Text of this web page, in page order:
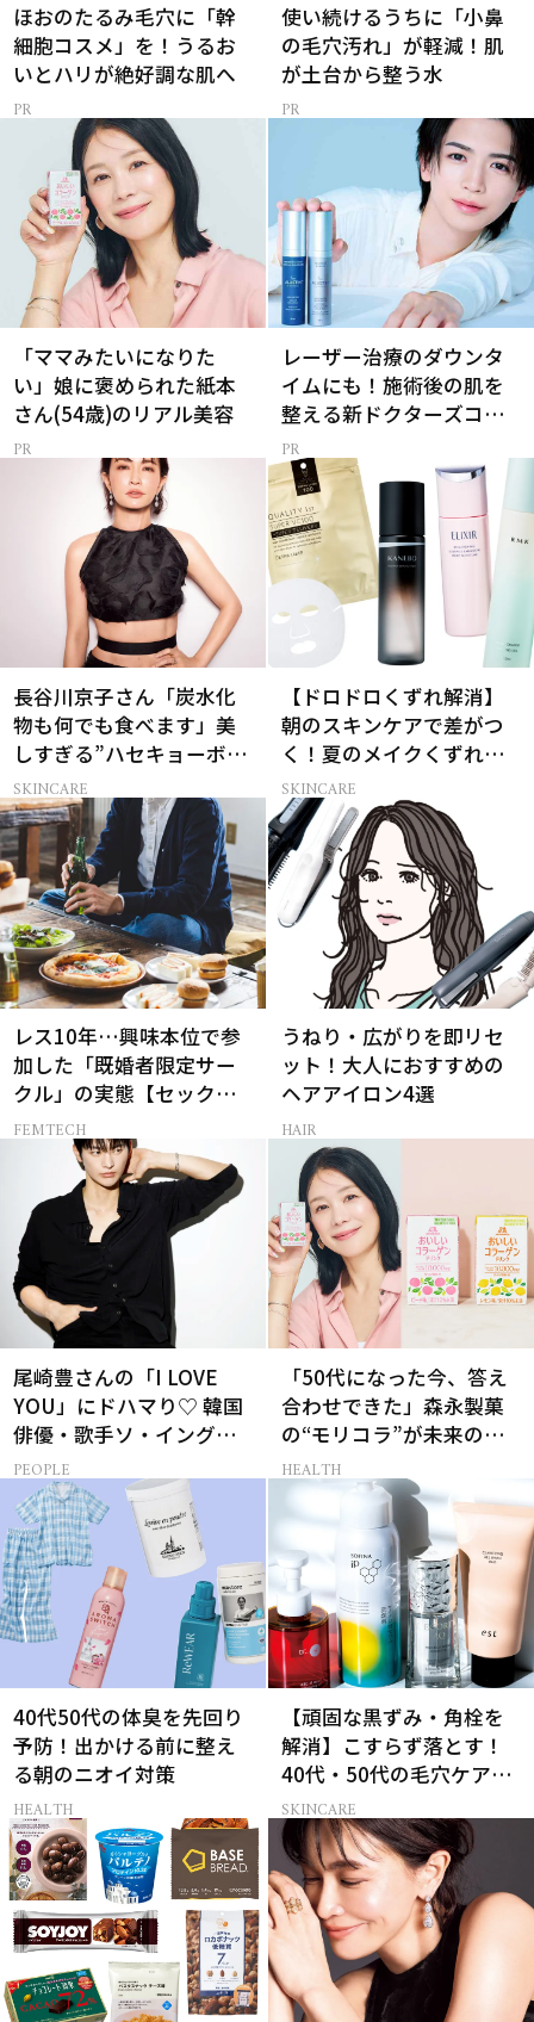
ほおのたるみ毛穴に「幹
細胞コスメ」を！うるお
いとハリが絶好調な肌へ
使い続けるうちに「小鼻
の毛穴汚れ」が軽減！肌
が土台から整う水
「ママみたいになりた
い」娘に褒められた紙本
さん(54歳)のリアル美容
レーザー治療のダウンタ
イムにも！施術後の肌を
整える新ドクターズコス
メ
長谷川京子さん「炭水化
物も何でも食べます」美
しすぎる”ハセキョーボデ
ィ”を作る秘訣
SKINCARE
【ドロドロくずれ解消】
朝のスキンケアで差がつ
く！夏のメイクくずれ防
止術
SKINCARE
レス10年…興味本位で参
加した「既婚者限定サー
クル」の実態【セックス
レス AND THE CITY -女た
ちの告白-】
FEMTECH
うねり・広がりを即リセ
ット！大人におすすめの
ヘアアイロン4選
HAIR
尾崎豊さんの「I LOVE
YOU」にドハマり♡ 韓国
俳優・歌手ソ・イングク
さんの音楽がすべての人
生って？
PEOPLE
「50代になった今、答え
合わせできた」森永製菓
の“モリコラ”が未来のキ
レイを連れてくる！
HEALTH
40代50代の体臭を先回り
予防！出かける前に整え
る朝のニオイ対策
HEALTH
【頑固な黒ずみ・角栓を
解消】こすらず落とす！
40代・50代の毛穴ケア4
選
SKINCARE